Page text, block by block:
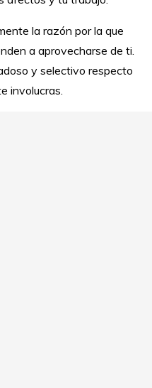
la razón por la que
a aprovecharse de ti.
y selectivo respecto
involucras.